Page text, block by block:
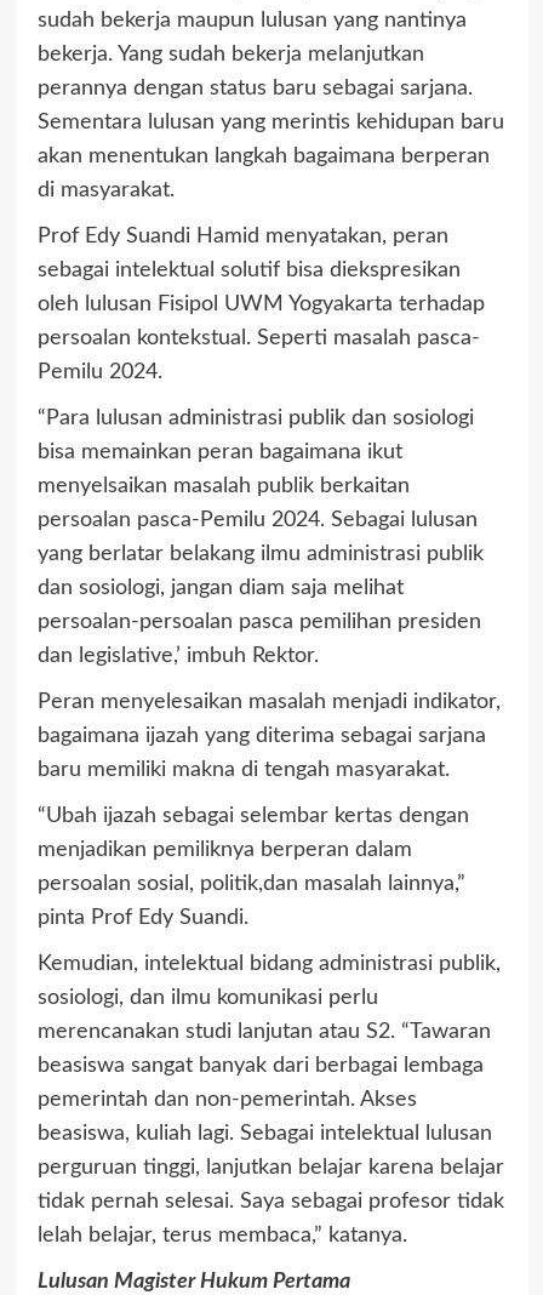
sudah bekerja maupun lulusan yang nantinya
bekerja. Yang sudah bekerja melanjutkan
perannya dengan status baru sebagai sarjana.
Sementara lulusan yang merintis kehidupan baru
akan menentukan langkah bagaimana berperan
di masyarakat.
Prof Edy Suandi Hamid menyatakan, peran
sebagai intelektual solutif bisa diekspresikan
oleh lulusan Fisipol UWM Yogyakarta terhadap
persoalan kontekstual. Seperti masalah pasca-
Pemilu 2024.
“Para lulusan administrasi publik dan sosiologi
bisa memainkan peran bagaimana ikut
menyelsaikan masalah publik berkaitan
persoalan pasca-Pemilu 2024. Sebagai lulusan
yang berlatar belakang ilmu administrasi publik
dan sosiologi, jangan diam saja melihat
persoalan-persoalan pasca pemilihan presiden
dan legislative,’ imbuh Rektor.
Peran menyelesaikan masalah menjadi indikator,
bagaimana ijazah yang diterima sebagai sarjana
baru memiliki makna di tengah masyarakat.
“Ubah ijazah sebagai selembar kertas dengan
menjadikan pemiliknya berperan dalam
persoalan sosial, politik,dan masalah lainnya,”
pinta Prof Edy Suandi.
Kemudian, intelektual bidang administrasi publik,
sosiologi, dan ilmu komunikasi perlu
merencanakan studi lanjutan atau S2. “Tawaran
beasiswa sangat banyak dari berbagai lembaga
pemerintah dan non-pemerintah. Akses
beasiswa, kuliah lagi. Sebagai intelektual lulusan
perguruan tinggi, lanjutkan belajar karena belajar
tidak pernah selesai. Saya sebagai profesor tidak
lelah belajar, terus membaca,” katanya.
Lulusan Magister Hukum Pertama